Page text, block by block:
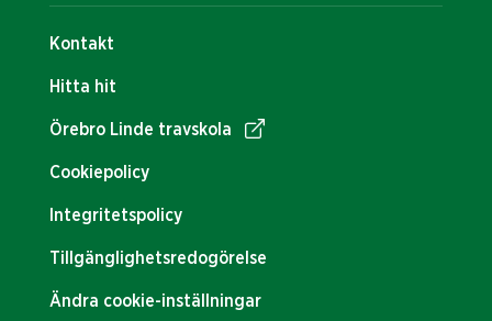
Kontakt
Hitta hit
Örebro Linde travskola
Cookiepolicy
Integritetspolicy
Tillgänglighetsredogörelse
Ändra cookie-inställningar